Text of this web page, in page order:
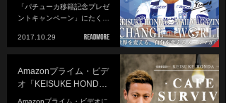
「パチューカ移籍記念プレゼ
ントキャンペーン」にたく…
2017.10.29
Amazonプライム・ビデ
オ「KEISUKE HOND…
Amazonプライム・ビデオに